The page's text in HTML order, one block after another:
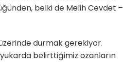
belki de Melih Cevdet –
durmak gerekiyor.
belirttiğimiz ozanların